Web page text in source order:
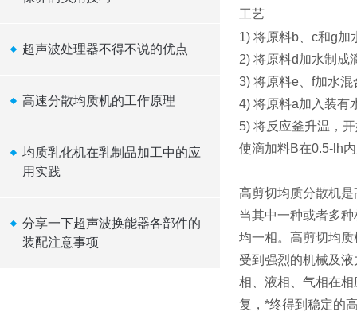
超声波处理器不得不说的优点
高速分散均质机的工作原理
均质乳化机在乳制品加工中的应
用实践
分享一下超声波换能器各部件的
装配注意事项
工艺
1) 将原料b c和g加
2) 将原料d加水制成
3) 将原料e f加水混
4) 将原料a加入装有
5) 将反应釜升温，
使滴加料B在0.5-lh
高剪切均质分散机
当其中一种或者多
均一相。高剪切均
受到强烈的机械及
相、液相、气相在
复， *终得到稳定的